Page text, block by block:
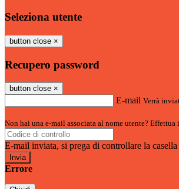
Seleziona utente
button close ×
Recupero password
button close ×
E-mail Verrà
Non hai una e-mail associata al nome utente?
E-mail inviata, si prega di controllare la
Errore